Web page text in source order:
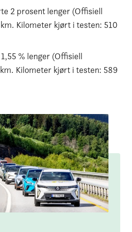
2 prosent lenger (Offisiell
Kilometer kjørt i testen: 510
% lenger (Offisiell
Kilometer kjørt i testen: 589